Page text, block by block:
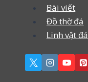
Bài viết
Đồ thờ đá
Linh vật đá